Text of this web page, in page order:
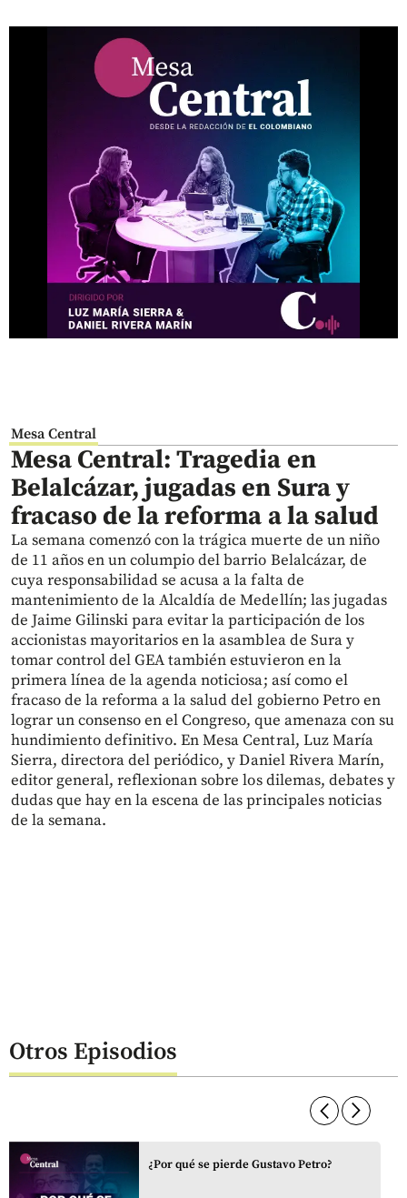
Mesa Central
Mesa Central: Tragedia en
Belalcázar, jugadas en Sura y
fracaso de la reforma a la salud
La semana comenzó con la trágica muerte de un niño
de 11 años en un columpio del barrio Belalcázar, de
cuya responsabilidad se acusa a la falta de
mantenimiento de la Alcaldía de Medellín; las jugadas
de Jaime Gilinski para evitar la participación de los
accionistas mayoritarios en la asamblea de Sura y
tomar control del GEA también estuvieron en la
primera línea de la agenda noticiosa; así como el
fracaso de la reforma a la salud del gobierno Petro en
lograr un consenso en el Congreso, que amenaza con su
hundimiento definitivo. En Mesa Central, Luz María
Sierra, directora del periódico, y Daniel Rivera Marín,
editor general, reflexionan sobre los dilemas, debates y
dudas que hay en la escena de las principales noticias
de la semana.
Otros Episodios
arrow_forward_ios
¿Por qué se pierde Gustavo Petro?
arrow_forward_ios